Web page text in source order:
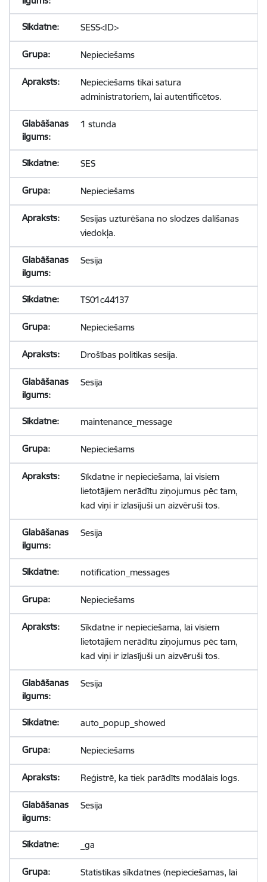
SESS<ID>
Nepieciešams
Nepieciešams tikai satura
administratoriem, lai autentificētos.
1 stunda
SES
Nepieciešams
Sesijas uzturēšana no slodzes dalīšanas
viedokļa.
Sesija
TS01c44137
Nepieciešams
Drošības politikas sesija.
Sesija
maintenance_message
Nepieciešams
Sīkdatne ir nepieciešama, lai visiem
lietotājiem nerādītu ziņojumus pēc tam,
kad viņi ir izlasījuši un aizvēruši tos.
Sesija
notification_messages
Nepieciešams
Sīkdatne ir nepieciešama, lai visiem
lietotājiem nerādītu ziņojumus pēc tam,
kad viņi ir izlasījuši un aizvēruši tos.
Sesija
auto_popup_showed
Nepieciešams
Reģistrē, ka tiek parādīts modālais logs.
Sesija
_ga
Statistikas sīkdatnes (nepieciešamas, lai